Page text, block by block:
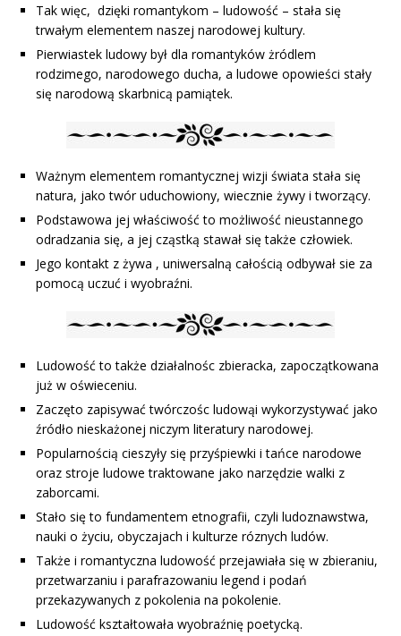
Tak więc, dzięki romantykom – ludowość – stała się
trwałym elementem naszej narodowej kultury.
Pierwiastek ludowy był dla romantyków żródlem
rodzimego, narodowego ducha, a ludowe opowieści stały
się narodową skarbnicą pamiątek.
Ważnym elementem romantycznej wizji świata stała się
natura, jako twór uduchowiony, wiecznie żywy i tworzący.
Podstawowa jej właściwość to możliwość nieustannego
odradzania się, a jej cząstką stawał się także człowiek.
Jego kontakt z żywa , uniwersalną całością odbywał sie za
pomocą uczuć i wyobraźni.
Ludowość to także działalnośc zbieracka, zapoczątkowana
już w oświeceniu.
Zaczęto zapisywać twórczośc ludowąi wykorzystywać jako
źródło nieskażonej niczym literatury narodowej.
Popularnością cieszyły się przyśpiewki i tańce narodowe
oraz stroje ludowe traktowane jako narzędzie walki z
zaborcami.
Stało się to fundamentem etnografii, czyli ludoznawstwa,
nauki o życiu, obyczajach i kulturze róznych ludów.
Także i romantyczna ludowość przejawiała się w zbieraniu,
przetwarzaniu i parafrazowaniu legend i podań
przekazywanych z pokolenia na pokolenie.
Ludowość kształtowała wyobraźnię poetycką.